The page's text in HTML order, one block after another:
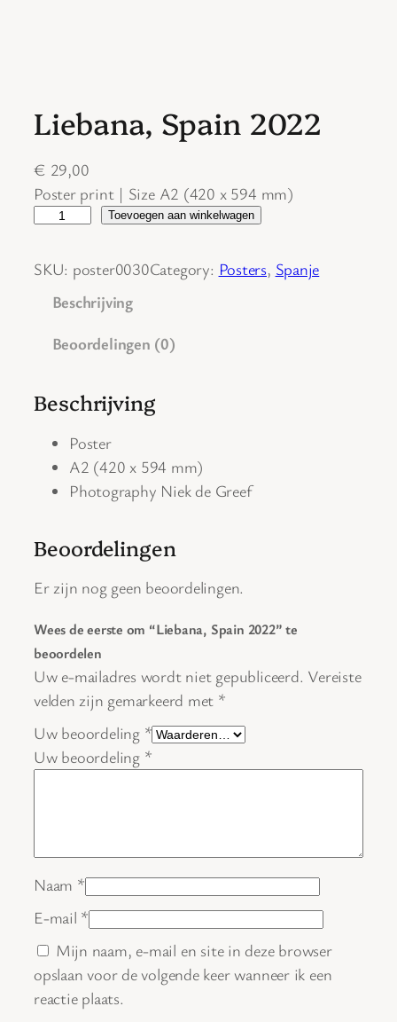
Liebana, Spain 2022
€ 29,00
Poster print | Size A2 (420 x 594 mm)
e
S
0
2
h
o
e
v
e
l
d
Toevoegen aan winkelwagen
SKU: poster0030Category: Posters, Spanje
Beschrijving
Beoordelingen (0)
Beschrijving
Poster
A2 (420 x 594 mm)
Photography Niek de Greef
Beoordelingen
Er zijn nog geen beoordelingen.
Wees de eerste om “Liebana, Spain 2022” te
beoordelen
Uw e-mailadres wordt niet gepubliceerd. Vereiste
velden zijn gemarkeerd met *
Uw beoordeling *
Uw beoordeling *
Naam *
E-mail *
Mijn naam, e-mail en site in deze browser
opslaan voor de volgende keer wanneer ik een
reactie plaats.